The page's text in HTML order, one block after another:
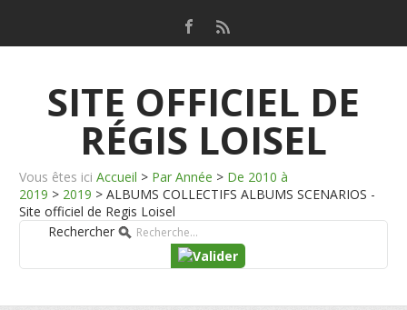
SITE OFFICIEL DE
RÉGIS LOISEL
Vous êtes ici Accueil > Par Année > De 2010 à
2019 > 2019 > ALBUMS COLLECTIFS ALBUMS SCENARIOS -
Site officiel de Regis Loisel
Rechercher